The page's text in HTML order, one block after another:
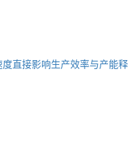
直接影响生产效率与产能释